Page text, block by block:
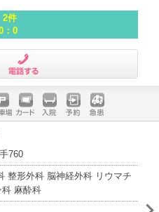
2件
：0
場
クレジッ
入院 予約 急患
760
整形外科 脳神経外科 リウマチ
麻酔科